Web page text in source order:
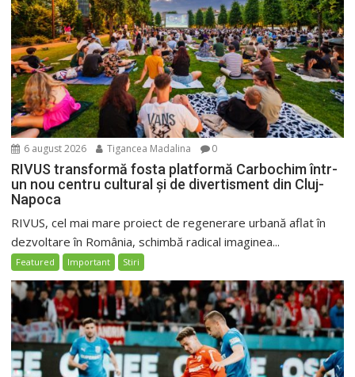
6 august 2026 Tigancea Madalina 0
RIVUS transformă fosta platformă Carbochim într-
un nou centru cultural și de divertisment din Cluj-
Napoca
RIVUS, cel mai mare proiect de regenerare urbană aflat în
dezvoltare în România, schimbă radical imaginea...
Featured Important Stiri